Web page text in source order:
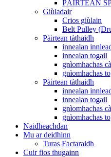
PÀIRTEAN
Giùladair
Crios giùlain
Belt Pulley
Pàirtean tàthaidh
innealan
innealan togail
gnìomhachas
gnìomhachas
Pàirtean tàthaidh
innealan
innealan togail
gnìomhachas
gnìomhachas
Naidheachdan
Mu ar deidhinn
Turas Factaraidh
Cuir fios thugainn